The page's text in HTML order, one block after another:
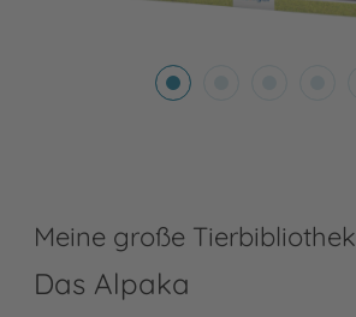
Meine große Tierbibliothek
Das Alpaka